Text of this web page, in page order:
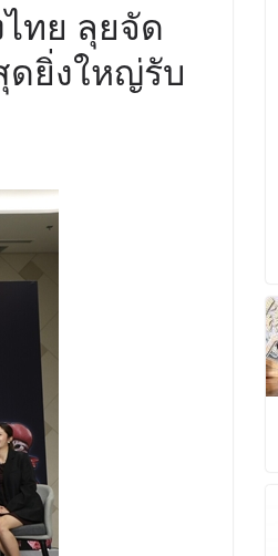
ทย ลุยจัด
ดยิ่งใหญ่รับ